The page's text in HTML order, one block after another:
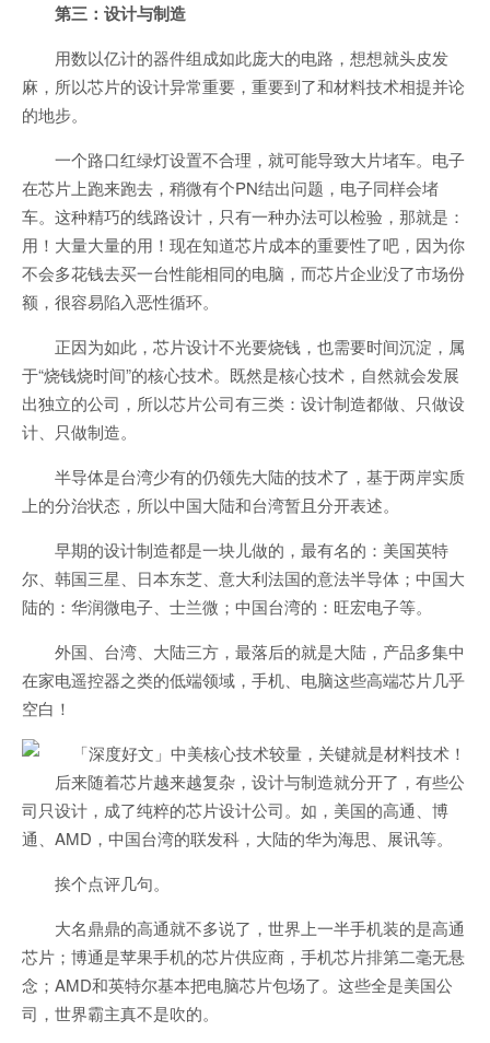
第三：设计与制造
用数以亿计的器件组成如此庞大的电路，想想就头皮发
麻，所以芯片的设计异常重要，重要到了和材料技术相提并论
的地步。
一个路口红绿灯设置不合理，就可能导致大片堵车。电子
在芯片上跑来跑去，稍微有个PN结出问题，电子同样会堵
车。这种精巧的线路设计，只有一种办法可以检验，那就是：
用！大量大量的用！现在知道芯片成本的重要性了吧，因为你
不会多花钱去买一台性能相同的电脑，而芯片企业没了市场份
额，很容易陷入恶性循环。
正因为如此，芯片设计不光要烧钱，也需要时间沉淀，属
于“烧钱烧时间”的核心技术。既然是核心技术，自然就会发展
出独立的公司，所以芯片公司有三类：设计制造都做、只做设
计、只做制造。
半导体是台湾少有的仍领先大陆的技术了，基于两岸实质
上的分治状态，所以中国大陆和台湾暂且分开表述。
早期的设计制造都是一块儿做的，最有名的：美国英特
尔、韩国三星、日本东芝、意大利法国的意法半导体；中国大
陆的：华润微电子、士兰微；中国台湾的：旺宏电子等。
外国、台湾、大陆三方，最落后的就是大陆，产品多集中
在家电遥控器之类的低端领域，手机、电脑这些高端芯片几乎
空白！
后来随着芯片越来越复杂，设计与制造就分开了，有些公
司只设计，成了纯粹的芯片设计公司。如，美国的高通、博
通、AMD，中国台湾的联发科，大陆的华为海思、展讯等。
挨个点评几句。
大名鼎鼎的高通就不多说了，世界上一半手机装的是高通
芯片；博通是苹果手机的芯片供应商，手机芯片排第二毫无悬
念；AMD和英特尔基本把电脑芯片包场了。这些全是美国公
司，世界霸主真不是吹的。